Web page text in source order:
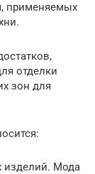
применяемых
отделки
зон для
изделий. Мода